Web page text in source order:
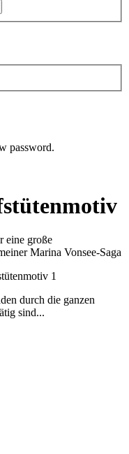
password.
eine große
Marina Vonsee-Saga
durch die ganzen
sind...